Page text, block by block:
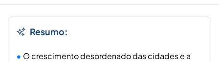
Resumo:
O crescimento desordenado das cidades e a